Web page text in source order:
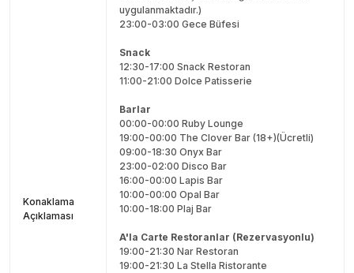
Konaklama
Açıklaması
uygulanmaktadır.)
23:00-03:00 Gece Büfesi
Snack
12:30-17:00 Snack Restoran
11:00-21:00 Dolce Patisserie
Barlar
00:00-00:00 Ruby Lounge
19:00-00:00 The Clover Bar (18+)(Ücretli)
09:00-18:30 Onyx Bar
23:00-02:00 Disco Bar
16:00-00:00 Lapis Bar
10:00-00:00 Opal Bar
10:00-18:00 Plaj Bar
A'la Carte Restoranlar (Rezervasyonlu)
19:00-21:30 Nar Restoran
19:00-21:30 La Stella Ristorante